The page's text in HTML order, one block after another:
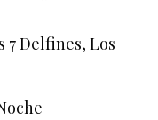
7 Delfines, Los